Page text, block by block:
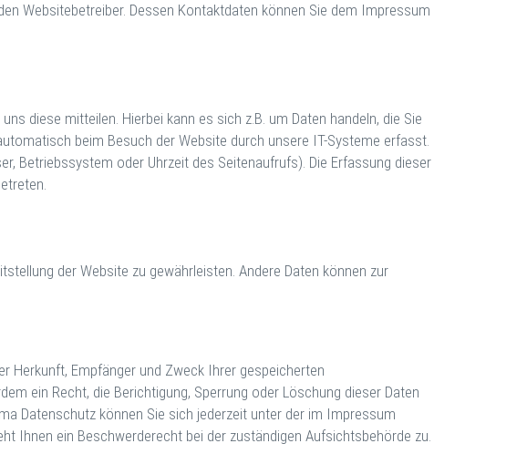
Websitebetreiber. Dessen Kontaktdaten können Sie dem Impressum
diese mitteilen. Hierbei kann es sich z.B. um Daten handeln, die Sie
beim Besuch der Website durch unsere IT-Systeme erfasst.
Betriebssystem oder Uhrzeit des Seitenaufrufs). Die Erfassung dieser
der Website zu gewährleisten. Andere Daten können zur
Herkunft, Empfänger und Zweck Ihrer gespeicherten
ein Recht, die Berichtigung, Sperrung oder Löschung dieser Daten
Datenschutz können Sie sich jederzeit unter der im Impressum
Ihnen ein Beschwerderecht bei der zuständigen Aufsichtsbehörde zu.